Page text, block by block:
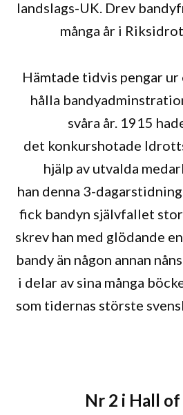
landslags-UK. Drev
många år i
Hämtade tidvis pengar
hålla
svåra år. 1915
det konkurshotade
hjälp av utvalda
han denna 3-
fick bandyn självfallet
skrev han med glödande
bandy än någon annan
i delar av sina många
som tidernas störste
Nr 2 i Hall of